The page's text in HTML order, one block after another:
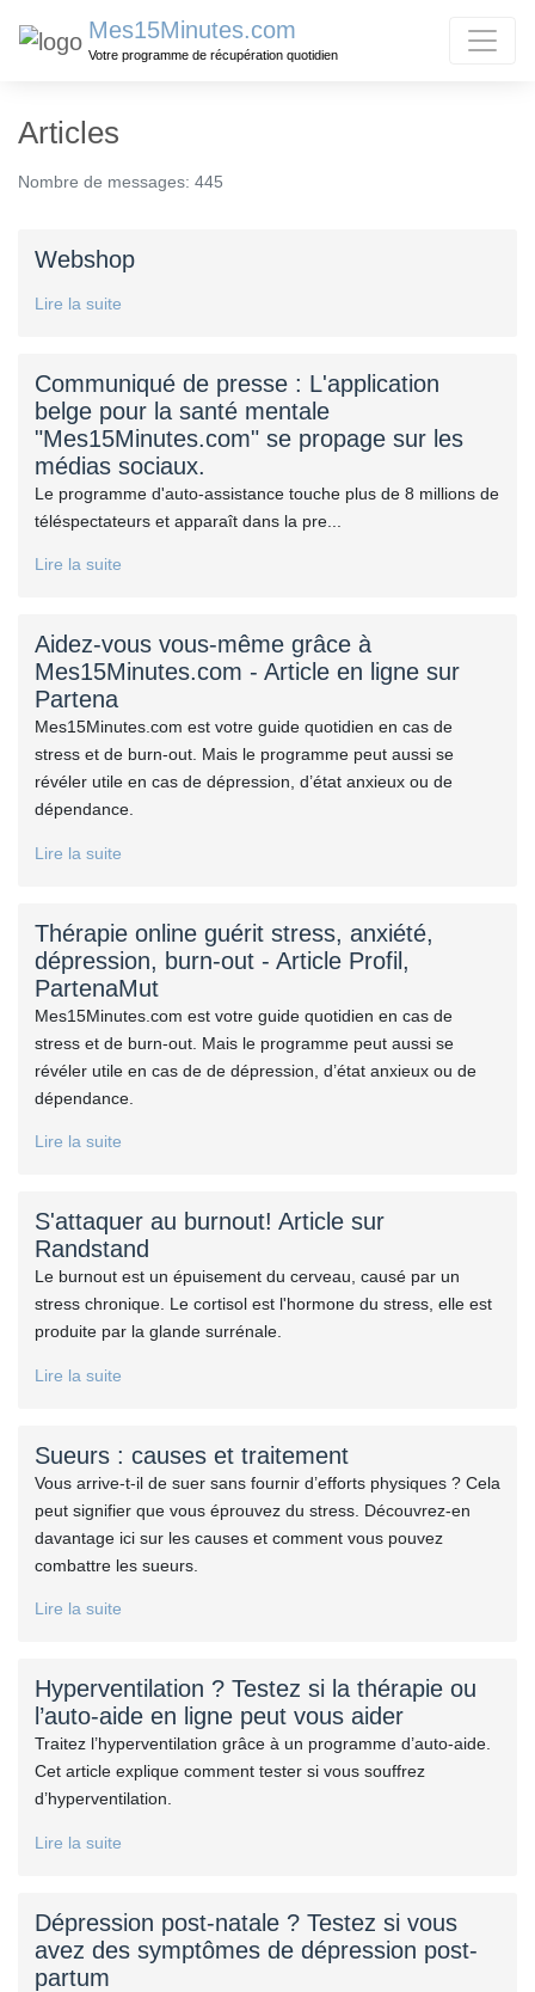
Mes15Minutes.com
Votre programme de récupération quotidien
Articles
Nombre de messages: 445
Webshop
Lire la suite
Communiqué de presse : L'application
belge pour la santé mentale
"Mes15Minutes.com" se propage sur les
médias sociaux.
Le programme d'auto-assistance touche plus de 8 millions de
téléspectateurs et apparaît dans la pre...
Lire la suite
Aidez-vous vous-même grâce à
Mes15Minutes.com - Article en ligne sur
Partena
Mes15Minutes.com est votre guide quotidien en cas de
stress et de burn-out. Mais le programme peut aussi se
révéler utile en cas de dépression, d’état anxieux ou de
dépendance.
Lire la suite
Thérapie online guérit stress, anxiété,
dépression, burn-out - Article Profil,
PartenaMut
Mes15Minutes.com est votre guide quotidien en cas de
stress et de burn-out. Mais le programme peut aussi se
révéler utile en cas de de dépression, d’état anxieux ou de
dépendance.
Lire la suite
S'attaquer au burnout! Article sur
Randstand
Le burnout est un épuisement du cerveau, causé par un
stress chronique. Le cortisol est l'hormone du stress, elle est
produite par la glande surrénale.
Lire la suite
Sueurs : causes et traitement
Vous arrive-t-il de suer sans fournir d’efforts physiques ? Cela
peut signifier que vous éprouvez du stress. Découvrez-en
davantage ici sur les causes et comment vous pouvez
combattre les sueurs.
Lire la suite
Hyperventilation ? Testez si la thérapie ou
l’auto-aide en ligne peut vous aider
Traitez l’hyperventilation grâce à un programme d’auto-aide.
Cet article explique comment tester si vous souffrez
d’hyperventilation.
Lire la suite
Dépression post-natale ? Testez si vous
avez des symptômes de dépression post-
partum